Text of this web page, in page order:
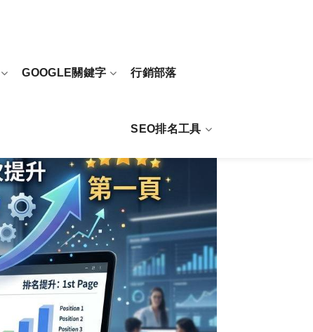
GOOGLE關鍵字 行銷部落
SEO排名工具